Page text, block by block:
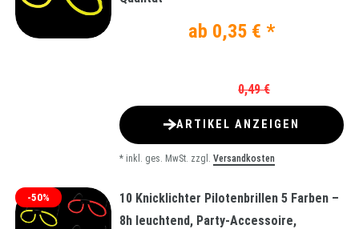
0,49 €
ab 0,35 € *
ARTIKEL ANZEIGEN
* inkl. ges. MwSt. zzgl. Versandkosten
-50%
10 Knicklichter Pilotenbrillen 5 Farben –
8h leuchtend, Party-Accessoire,